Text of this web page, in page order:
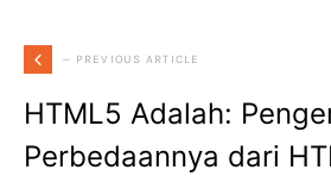
— PREVIOUS ARTICLE
HTML5 Adalah:
Perbedaannya dari